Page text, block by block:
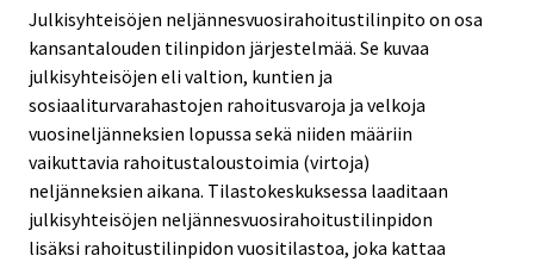
Julkisyhteisöjen neljännesvuosirahoitustilinpito on osa
kansantalouden tilinpidon järjestelmää. Se kuvaa
julkisyhteisöjen eli valtion, kuntien ja
sosiaaliturvarahastojen rahoitusvaroja ja velkoja
vuosineljänneksien lopussa sekä niiden määriin
vaikuttavia rahoitustaloustoimia (virtoja)
neljänneksien aikana. Tilastokeskuksessa laaditaan
julkisyhteisöjen neljännesvuosirahoitustilinpidon
lisäksi rahoitustilinpidon vuositilastoa, joka kattaa